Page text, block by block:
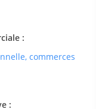
:
commerces
: